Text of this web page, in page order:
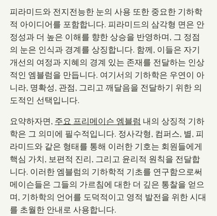
피라미드와 전지전능한 눈의 사용 또한 중요한 기하학
적 아이디어를 포함합니다. 피라미드의 삼각형 면은 안
정성과 더 높은 이해를 향한 상승을 반영하며, 그 정점
의 눈은 인식과 경계를 상징합니다. 함께, 이들은 자기
개선의 여정과 지혜의 경계 있는 존재를 전달하는 인상
적인 엠블럼을 만듭니다. 여기서의 기하학은 우연이 아
니라, 명확성, 관점, 그리고 깨달음을 전달하기 위한 의
도적인 선택입니다.
요약하자면, 주요 프리메이슨 엠블럼 내의 상징적 기하
학은 그 의미에 필수적입니다. 정사각형, 컴퍼스, 별, 피
라미드와 같은 형태를 통해 이러한 기호는 회원들에게
핵심 가치, 보편적 진리, 그리고 윤리적 원칙을 전달합
니다. 이러한 엠블럼의 기하학적 기초를 연구함으로써
메이슨들은 그들의 가르침에 대한 더 깊은 통찰을 얻으
며, 기하학의 언어를 도덕적이고 영적 발전을 위한 시대
를 초월한 안내로 사용합니다.